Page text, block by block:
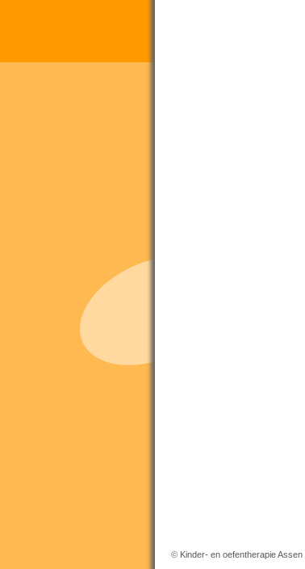
© Kinder- en oefentherapie Assen